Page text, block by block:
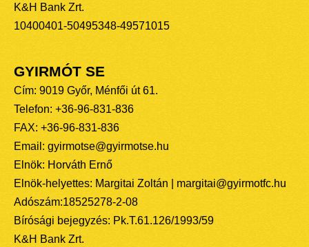
K&H Bank Zrt.
10400401-50495348-49571015
GYIRMÓT SE
Cím: 9019 Győr, Ménfői út 61.
Telefon: +36-96-831-836
FAX: +36-96-831-836
Email: gyirmotse@gyirmotse.hu
Elnök: Horváth Ernő
Elnök-helyettes: Margitai Zoltán | margitai@gyirmotfc.hu
Adószám:18525278-2-08
Bírósági bejegyzés: Pk.T.61.126/1993/59
K&H Bank Zrt.